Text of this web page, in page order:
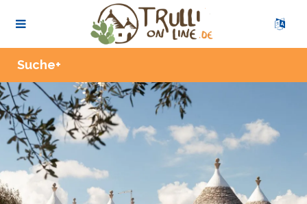
Suche+